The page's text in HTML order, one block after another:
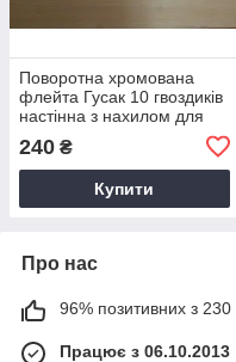
Поворотна хромована
флейта Гусак 10 гвоздиків
настінна з нахилом для
240 ₴
Купити
Про нас
96% позитивних з 230
Працює з 06.10.2013